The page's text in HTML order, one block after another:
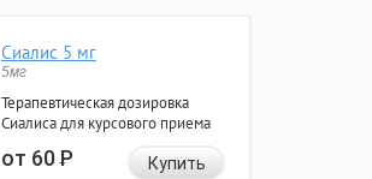
Сиалис 5 мг
5мг
Терапевтическая дозировка
Сиалиса для курсового приема
от 60Р Купить